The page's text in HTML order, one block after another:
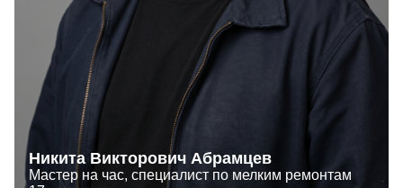
Никита Викторович Абрамцев
Мастер на час, специалист по мелким ремонтам